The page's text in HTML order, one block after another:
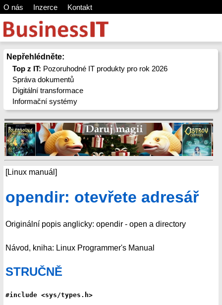
O nás Inzerce Kontakt
Nepřehlédněte:
Top z IT: Pozoruhodné IT produkty pro rok 2026
Správa dokumentů
Digitální transformace
Informační systémy
[Linux manuál]
opendir: otevřete adresář
Originální popis anglicky: opendir - open a directory
Návod, kniha: Linux Programmer's Manual
STRUČNĚ
#include <sys/types.h>